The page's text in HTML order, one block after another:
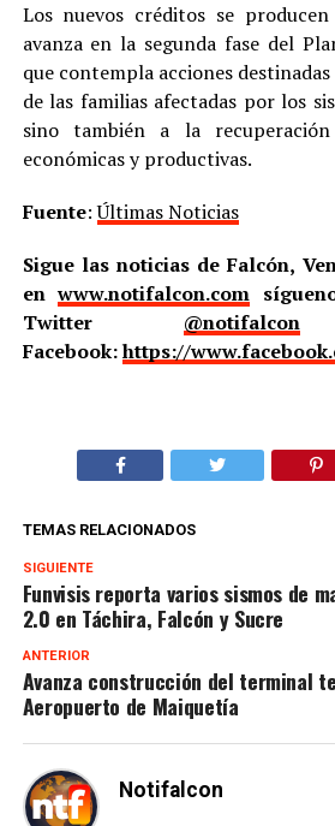
Los nuevos créditos se
avanza en la segunda fase del
que contempla acciones
de las familias afectadas por los
sino también a la
económicas y productivas.
Fuente:Últimas Noticias
Sigue las noticias de Falcón,
enwww.notifalcon.com
Twitter @notifalcon
Facebook:https://
TEMAS RELACIONADOS
SIGUIENTE
Funvisis reporta varios sismos de
2.0 en Táchira, Falcón y Sucre
ANTERIOR
Avanza construcción del terminal
Aeropuerto de Maiquetía
Notifalcon